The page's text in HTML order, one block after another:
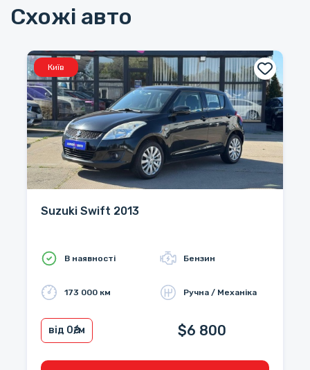
Схожі авто
Київ
Suzuki Swift 2013
В наявності Бензин
173 000 км Ручна / Механіка
від 0₴/м $6 800